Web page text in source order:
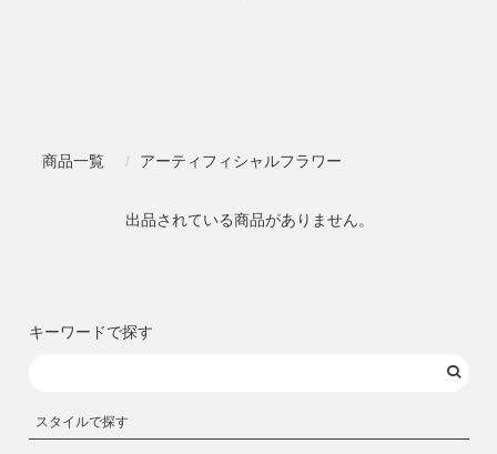
商品一覧 アーティフィシャルフラワー
出品されている商品がありません。
キーワードで探す
スタイルで探す